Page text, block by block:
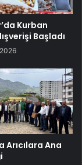
Kurban
Başladı
Arıcılara Ana